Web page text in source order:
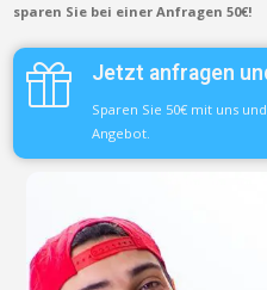
sparen Sie bei einer Anfragen 50€!
Jetzt anfragen
Sparen Sie 50€ mit uns
Angebot.